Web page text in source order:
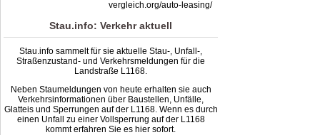
vergleich.org/auto-leasing/
Stau.info: Verkehr aktuell
Stau.info sammelt für sie aktuelle Stau-, Unfall-,
Straßenzustand- und Verkehrsmeldungen für die
Landstraße L1168.
Neben Staumeldungen von heute erhalten sie auch
Verkehrsinformationen über Baustellen, Unfälle,
Glatteis und Sperrungen auf der L1168. Wenn es durch
einen Unfall zu einer Vollsperrung auf der L1168
kommt erfahren Sie es hier sofort.